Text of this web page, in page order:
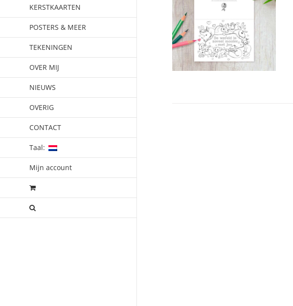
KERSTKAARTEN
POSTERS & MEER
TEKENINGEN
OVER MIJ
NIEUWS
OVERIG
CONTACT
Taal:
Mijn account